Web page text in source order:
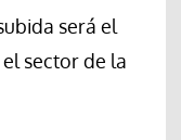
será el
sector de la